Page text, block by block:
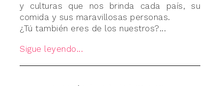
y culturas que nos brinda cada país, su
comida y sus maravillosas personas.
¿Tú también eres de los nuestros?...
Sigue leyendo...